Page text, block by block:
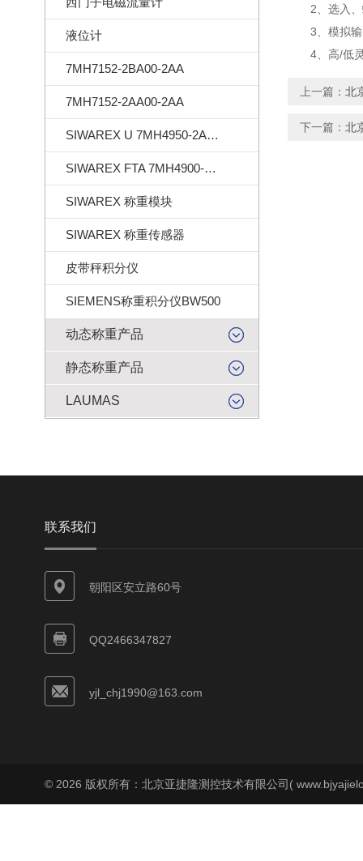
液位计
7MH7152-2BA00-2AA
7MH7152-2AA00-2AA
SIWAREX U 7MH4950-2AA01
SIWAREX FTA 7MH4900-2AA01
SIWAREX 称重模块
SIWAREX 称重传感器
皮带秤积分仪
SIEMENS称重积分仪BW500
动态称重产品
静态称重产品
LAUMAS
2、选入、
3、模拟输
4、高/低灵
上一篇： 北
下一篇： 北
联系我们
朝阳区安立路60号
QQ2466347827
yjl_chj1990@163.com
© 2026 版权所有：北京亚捷隆测控技术有限公司(